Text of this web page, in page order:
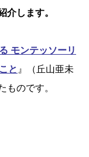
します。
モンテッソーリ
と 』（丘山亜未
のです。